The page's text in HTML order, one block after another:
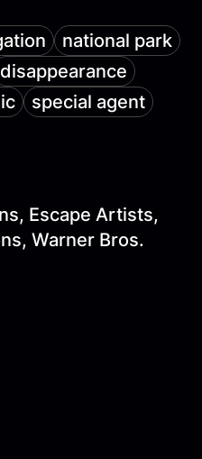
national park
disappearance
special agent
Escape Artists,
Warner Bros.